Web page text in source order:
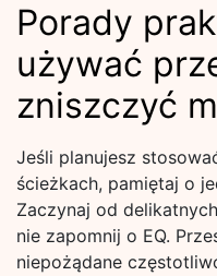
Porady
używać
zniszczyć
Jeśli planujesz
ścieżkach, pamiętaj o
Zaczynaj od
nie zapomnij o EQ.
niepożądane